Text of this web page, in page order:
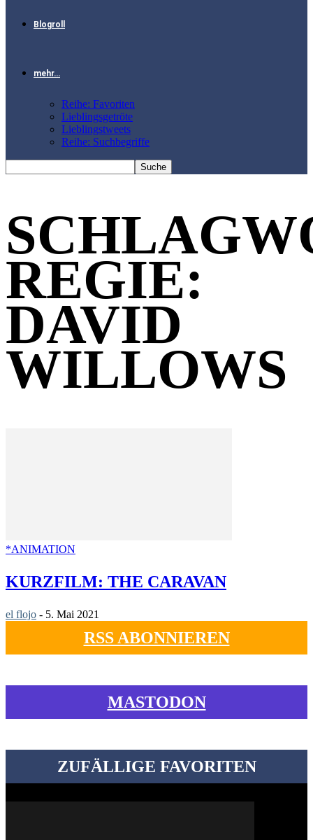
Blogroll
mehr…
Reihe: Favoriten
Lieblingsgetröte
Lieblingstweets
Reihe: Suchbegriffe
REGIE:
DAVID
WILLOWS
*ANIMATION
KURZFILM: THE CARAVAN
el flojo - 5. Mai 2021
RSS ABONNIEREN
MASTODON
ZUFÄLLIGE FAVORITEN